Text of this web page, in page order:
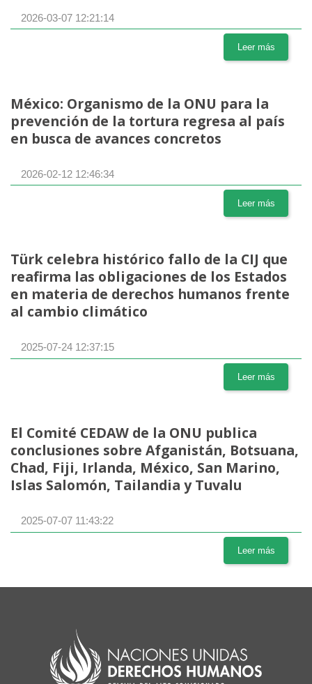
2026-03-07 12:21:14
Leer más
México: Organismo de la ONU para la
prevención de la tortura regresa al país
en busca de avances concretos
2026-02-12 12:46:34
Leer más
Türk celebra histórico fallo de la CIJ que
reafirma las obligaciones de los Estados
en materia de derechos humanos frente
al cambio climático
2025-07-24 12:37:15
Leer más
El Comité CEDAW de la ONU publica
conclusiones sobre Afganistán, Botsuana,
Chad, Fiji, Irlanda, México, San Marino,
Islas Salomón, Tailandia y Tuvalu
2025-07-07 11:43:22
Leer más